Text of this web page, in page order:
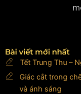
Bài viết mới nhất
Tết Trung Thu –
Giác cắt trong
và ánh sáng